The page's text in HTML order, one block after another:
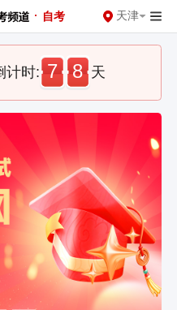
· 自考 天津
计时: 7 8 天